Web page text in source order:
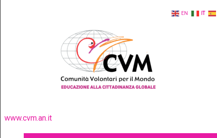
www.cvm.an.it
EN IT